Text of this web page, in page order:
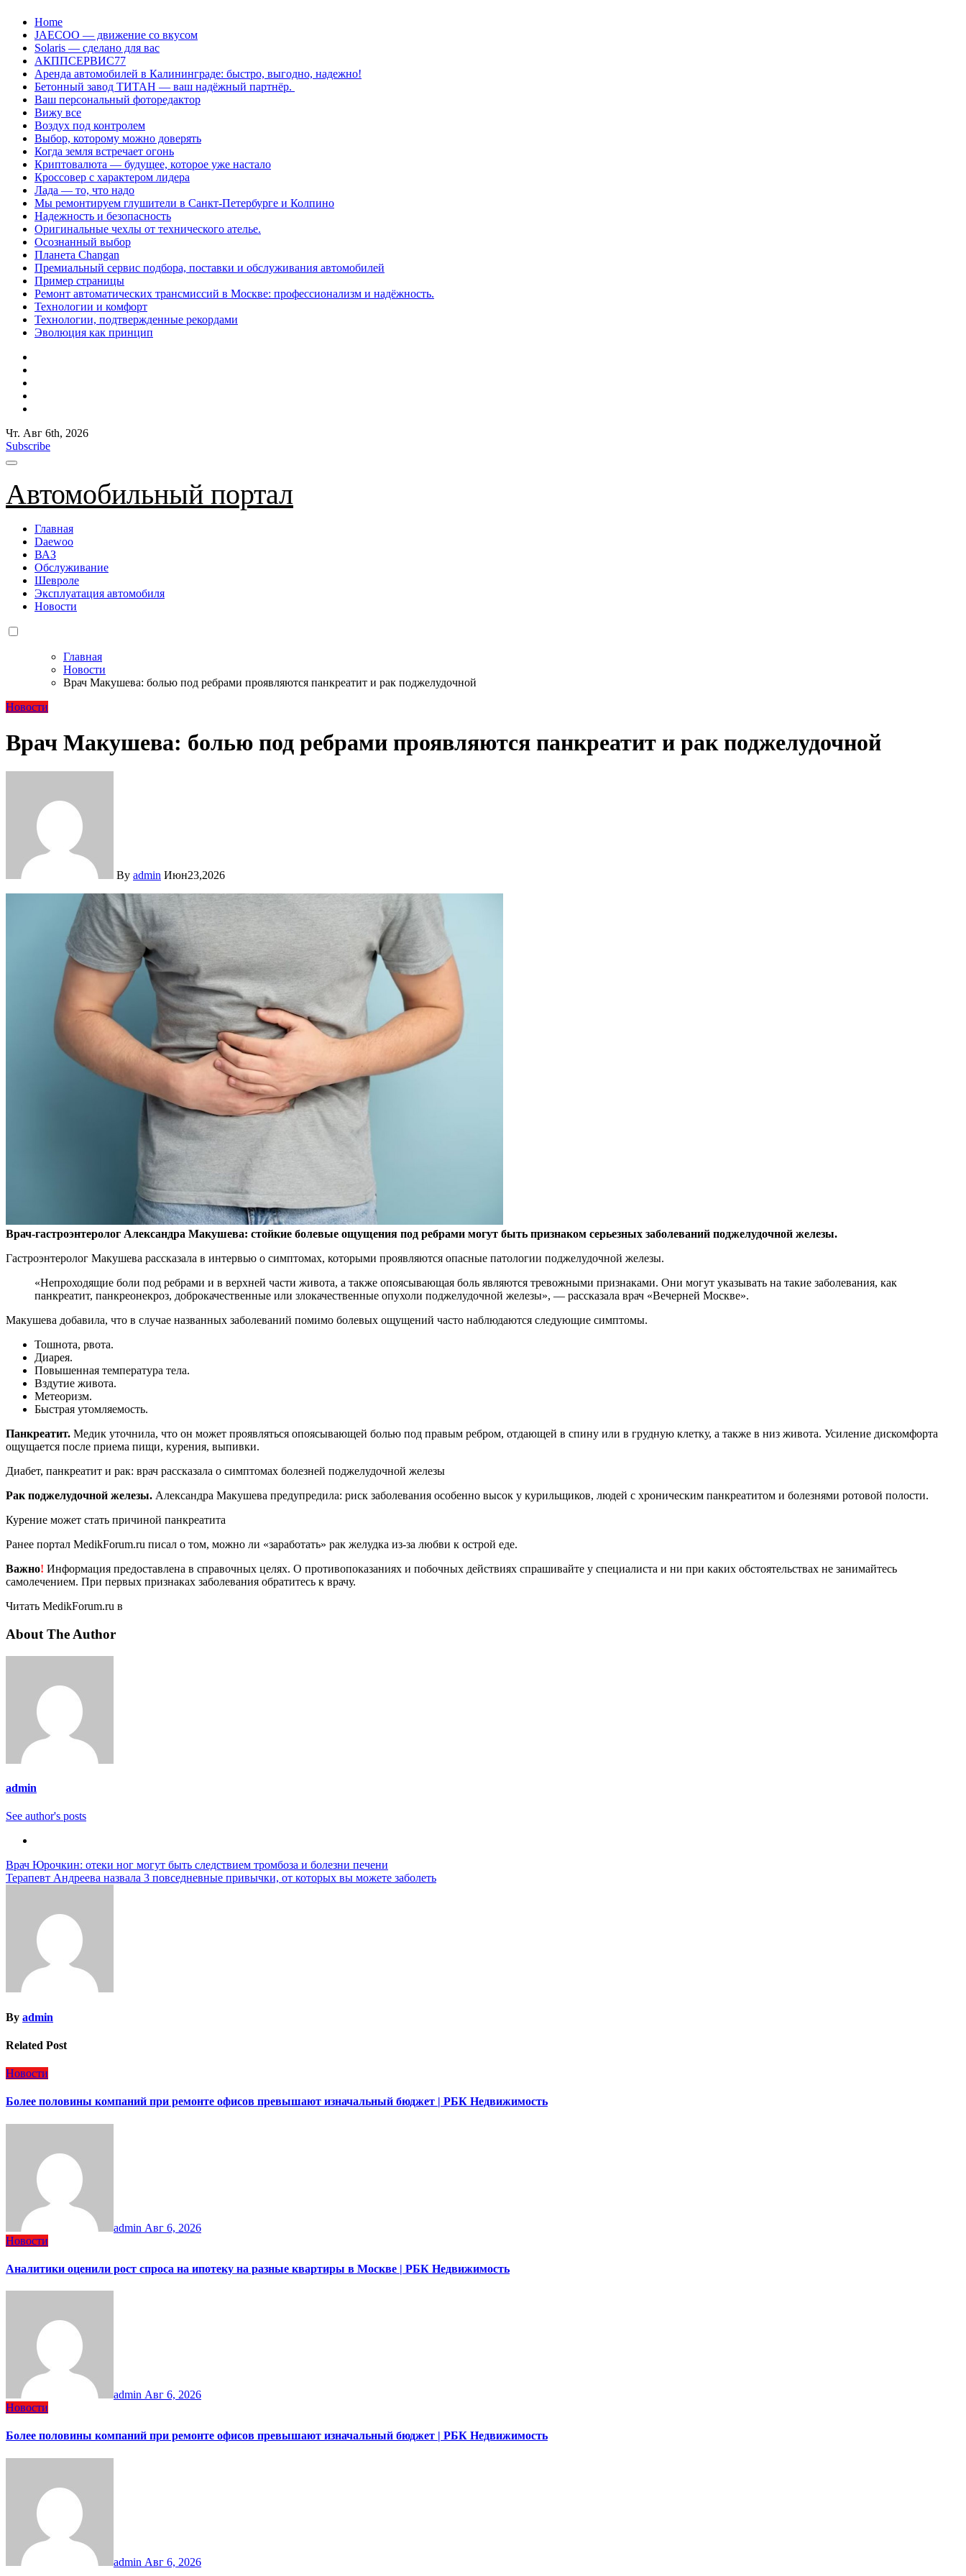
Перейти
содержанию
Home
JAECOO — движение со вкусом
Solaris — сделано для вас
АКППСЕРВИС77
Аренда автомобилей в Калининграде: быстро, выгодно, надежно!
Бетонный завод ТИТАН — ваш надёжный партнёр.
Ваш персональный фоторедактор
Вижу все
Воздух под контролем
Выбор, которому можно доверять
Когда земля встречает огонь
Криптовалюта — будущее, которое уже настало
Кроссовер с характером лидера
Лада — то, что надо
Мы ремонтируем глушители в Санкт-Петербурге и Колпино
Надежность и безопасность
Оригинальные чехлы от технического ателье.
Осознанный выбор
Планета Changan
Премиальный сервис подбора, поставки и обслуживания автомобилей
Пример страницы
Ремонт автоматических трансмиссий в Москве: профессионализм и надёжность.
Технологии и комфорт
Технологии, подтвержденные рекордами
Эволюция как принцип
Чт. Авг 6th, 2026
Subscribe
Автомобильный портал
Главная
Daewoo
ВАЗ
Обслуживание
Шевроле
Эксплуатация автомобиля
Новости
Главная
Новости
Врач Макушева: болью под ребрами проявляются панкреатит и рак поджелудочной
Новости
Врач Макушева: болью под ребрами проявляются панкреатит и рак поджелудочной
By admin Июн23,2026
Врач-гастроэнтеролог Александра Макушева: стойкие болевые ощущения под ребрами могут быть признаком серьезных заболеваний поджелудочной железы.
Гастроэнтеролог Макушева рассказала в интервью о симптомах, которыми проявляются опасные патологии поджелудочной железы.
«Непроходящие боли под ребрами и в верхней части живота, а также опоясывающая боль являются тревожными признаками. Они могут указывать на такие заболевания, как
панкреатит, панкреонекроз, доброкачественные или злокачественные опухоли поджелудочной железы», — рассказала врач «Вечерней Москве».
Макушева добавила, что в случае названных заболеваний помимо болевых ощущений часто наблюдаются следующие симптомы.
Тошнота, рвота.
Диарея.
Повышенная температура тела.
Вздутие живота.
Метеоризм.
Быстрая утомляемость.
Панкреатит. Медик уточнила, что он может проявляться опоясывающей болью под правым ребром, отдающей в спину или в грудную клетку, а также в низ живота. Усиление дискомфорта
ощущается после приема пищи, курения, выпивки.
Диабет, панкреатит и рак: врач рассказала о симптомах болезней поджелудочной железы
Рак поджелудочной железы. Александра Макушева предупредила: риск заболевания особенно высок у курильщиков, людей с хроническим панкреатитом и болезнями ротовой полости.
Курение может стать причиной панкреатита
Ранее портал MedikForum.ru писал о том, можно ли «заработать» рак желудка из-за любви к острой еде.
Важно! Информация предоставлена в справочных целях. О противопоказаниях и побочных действиях спрашивайте у специалиста и ни при каких обстоятельствах не занимайтесь
самолечением. При первых признаках заболевания обратитесь к врачу.
Читать MedikForum.ru в
About The Author
admin
See author's posts
Навигация
по
Врач Юрочкин: отеки ног могут быть следствием тромбоза и болезни печени
Терапевт Андреева назвала 3 повседневные привычки, от которых вы можете заболеть
By admin
Related Post
Новости
Более половины компаний при ремонте офисов превышают изначальный бюджет | РБК Недвижимость
admin Авг 6, 2026
Новости
Аналитики оценили рост спроса на ипотеку на разные квартиры в Москве | РБК Недвижимость
admin Авг 6, 2026
Новости
Более половины компаний при ремонте офисов превышают изначальный бюджет | РБК Недвижимость
admin Авг 6, 2026